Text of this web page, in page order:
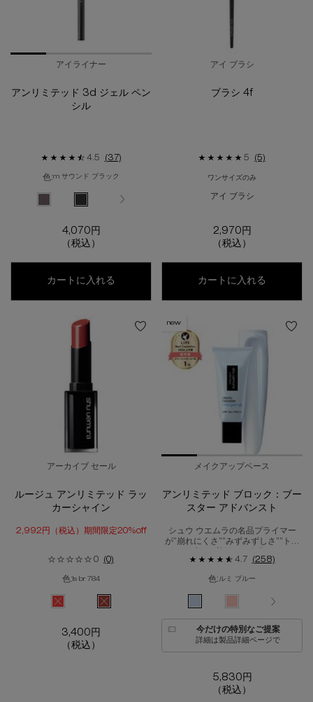
アイライナー
アンリミテッド 3d ジェル ペン
シル
4.5 (37)
色:m サウンド ブラック
M シール ブラウン のカラー アンリミテッド 3D ジェル ペンシル、1/4
M サウンド ブラック のカラー アンリミテッド 3D ジェル
選択済み
M ダーク ブラウン のカラー アンリミテッド 3D
M スモーキー モーヴ のカラー アンリ
4,070円
（税込）
カートに入れる アンリミテッド 3d ジェル ペンシル
アイ ブラシ
ブラシ 4f
5 (5)
ワンサイズのみ
アイ ブラシ
2,970円
（税込）
カートに入れる
アーカイブ セール
ルージュ アンリミテッド ラッ
カーシャイン
2,992円（税込）期間限定20%off
0 (0)
色: ls br 784
{1} の場合
選択済み
商品バリエーションは在庫切れです, LS RD 140 のカラー ルージ
選択済み
商品バリエーションは在庫切れです, LS BR 784 のカ
3,400円
（税込）
new
メイクアップベース
アンリミテッド ブロック：ブー
スター アドバンスト
シュウ ウエムラの名品プライマー
が”崩れにくさ””みずみずしさ””トー
アップの完成度を極める、全方向パ
ーフェクションプライマー 朝起きて
サッとひと塗り。夜までメイクも私
も満たされる。 *¹メイクアップ効果
4.7 (258)
色: ルミ ブルー
ルミ ブルー のカラー アンリ
エナジー フラッシ
選択済み
商品バリ
今だけの特別なご提案
詳細は製品詳細ページで
5,830円
（税込）